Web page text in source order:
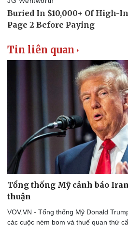
Tin liên quan
Tổng thống Mỹ cảnh báo
thuận
VOV.VN - Tổng thống Mỹ Donald
các cuộc ném bom và thuế quan thứ